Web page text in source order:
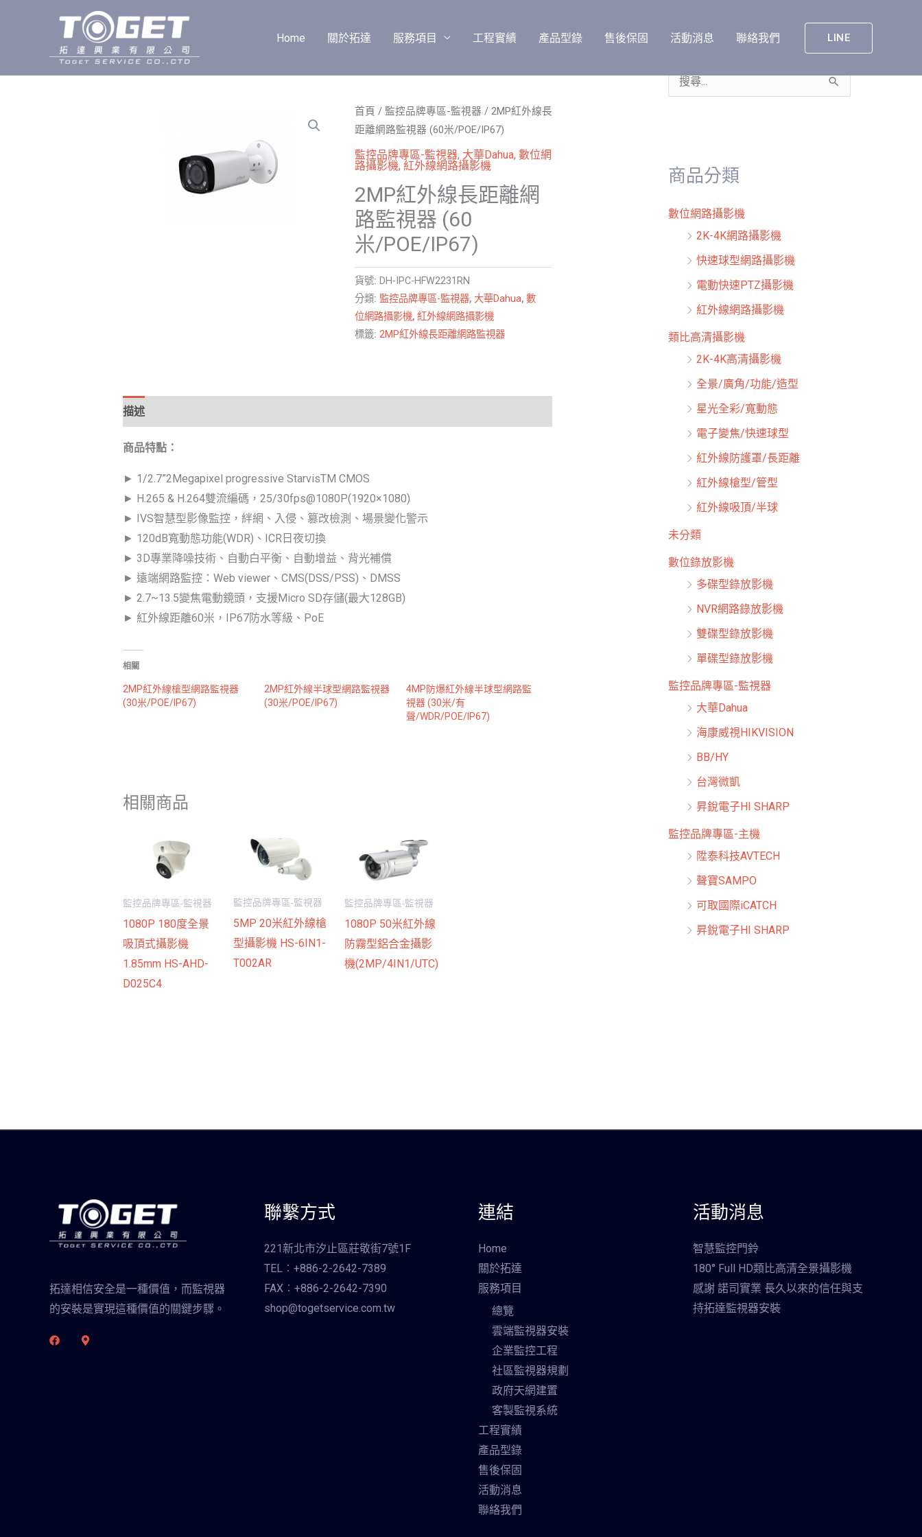
Home 關於拓達 服務項目 工程實績 產品型錄 售後保固 活動消息 聯絡我們 LINE
首頁 / 監控品牌專區-監視器 / 2MP紅外線長
距離網路監視器 (60米/POE/IP67)
監控品牌專區-監視器, 大華Dahua,數位網
路攝影機,紅外線網路攝影機
2MP紅外線長距離網
路監視器 (60
米/POE/IP67)
貨號: DH-IPC-HFW2231RN
分類: 監控品牌專區-監視器, 大華Dahua,數
位網路攝影機,紅外線網路攝影機
標籤:2MP紅外線長距離網路監視器
描述
商品特點：
► 1/2.7”2Megapixel progressive StarvisTM CMOS
► H.265 & H.264雙流編碼，25/30fps@1080P(1920×1080)
► IVS智慧型影像監控，絆網、入侵、篡改檢測、場景變化警示
► 120dB寬動態功能(WDR)、ICR日夜切換
► 3D專業降噪技術、自動白平衡、自動增益、背光補償
► 遠端網路監控：Web viewer、CMS(DSS/PSS)、DMSS
► 2.7~13.5變焦電動鏡頭，支援Micro SD存儲(最大128GB)
► 紅外線距離60米，IP67防水等級、PoE
相關
2MP紅外線槍型網路監視器
(30米/POE/IP67)
2MP紅外線半球型網路監視器
(30米/POE/IP67)
4MP防爆紅外線半球型網路監
視器 (30米/有
聲/WDR/POE/IP67)
相關商品
監控品牌專區-監視器
1080P 180度全景
吸頂式攝影機
1.85mm HS-AHD-
D025C4
監控品牌專區-監視器
5MP 20米紅外線槍
型攝影機 HS-6IN1-
T002AR
監控品牌專區-監視器
1080P 50米紅外線
防霧型鋁合金攝影
機(2MP/4IN1/UTC)
字
商品分類
數位網路攝影機
2K-4K網路攝影機
快速球型網路攝影機
電動快速PTZ攝影機
紅外線網路攝影機
類比高清攝影機
2K-4K高清攝影機
全景/廣角/功能/造型
星光全彩/寬動態
電子變焦/快速球型
紅外線防護罩/長距離
紅外線槍型/管型
紅外線吸頂/半球
未分類
數位錄放影機
多碟型錄放影機
NVR網路錄放影機
雙碟型錄放影機
單碟型錄放影機
監控品牌專區-監視器
大華Dahua
海康威視HIKVISION
BB/HY
台灣微凱
昇銳電子HI SHARP
監控品牌專區-主機
陞泰科技AVTECH
聲寶SAMPO
可取國際iCATCH
昇銳電子HI SHARP
拓達相信安全是一種價值，而監視器
的安裝是實現這種價值的關鍵步驟。
聯繫方式
221新北市汐止區莊敬街7號1F
TEL︰+886-2-2642-7389
FAX︰+886-2-2642-7390
shop@togetservice.com.tw
連結
Home
關於拓達
服務項目
總覽
雲端監視器安裝
企業監控工程
社區監視器規劃
政府天網建置
客製監視系統
工程實績
產品型錄
售後保固
活動消息
聯絡我們
活動消息
智慧監控門鈴
180° Full HD類比高清全景攝影機
感謝 諾司實業 長久以來的信任與支
持拓達監視器安裝